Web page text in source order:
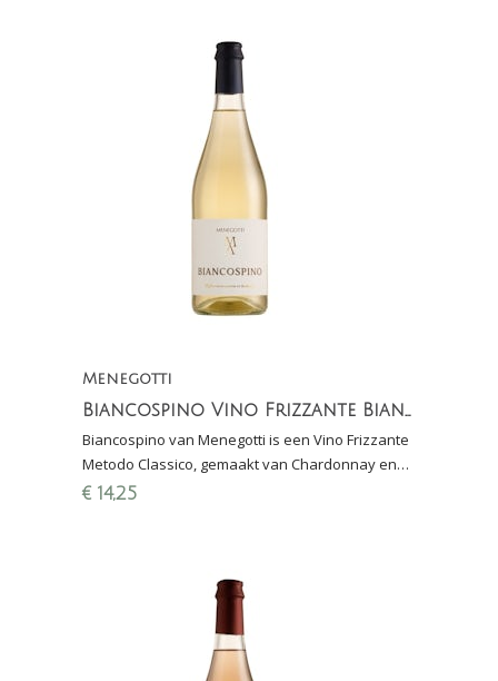
Menegotti
Biancospino Vino Frizzante Bianco
Biancospino van Menegotti is een Vino Frizzante
Metodo Classico, gemaakt van Chardonnay en
Garganega; bloemig, perzik, zacht mousse en
€ 14,25